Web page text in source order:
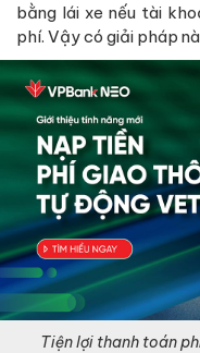
bằng lái xe nếu tài
phí. Vậy có giải pháp
Tiện lợi thanh toán